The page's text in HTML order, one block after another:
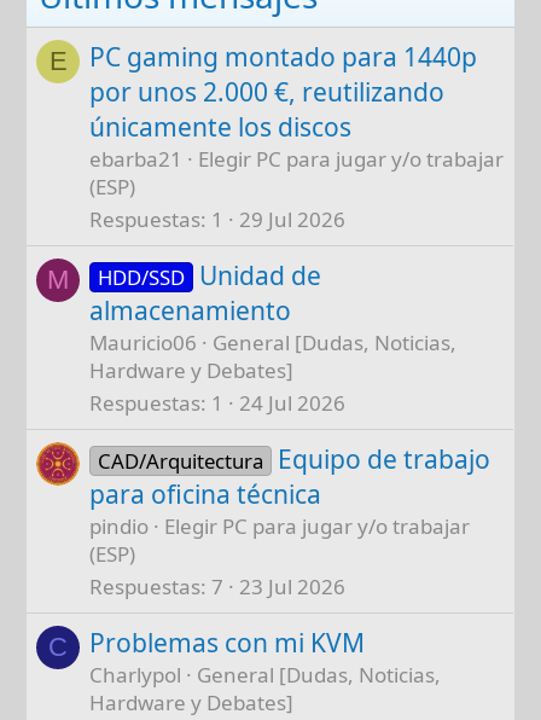
E
PC gaming montado para 1440p
por unos 2.000 €, reutilizando
únicamente los discos
ebarba21
Elegir PC para jugar y/o trabajar
(ESP)
Respuestas 1 29 Jul 2026
M HDD/SSD Unidad de
almacenamiento
Mauricio06
General [Dudas, Noticias,
Hardware y Debates]
Respuestas 1 24 Jul 2026
CAD/Arquitectura
Equipo de trabajo
para oficina técnica
pindio
Elegir PC para jugar y/o trabajar
(ESP)
Respuestas 7 23 Jul 2026
C Problemas con mi KVM
Charlypol
General [Dudas, Noticias,
Hardware y Debates]